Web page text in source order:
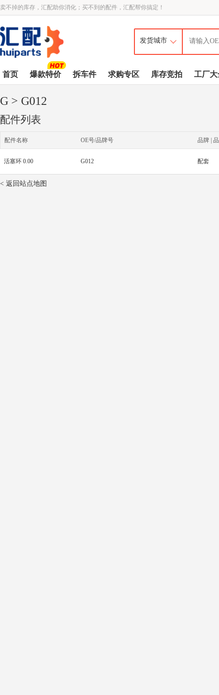
卖不掉的库存，汇配助你消化；买不到的配件，汇配帮你搞定！
首页 爆款特价 拆车件 求购专区 库存竞拍 工厂大
G > G012
配件列表
配件名称 OE号/品牌号 品牌 |
活塞环 0.00 G012 配套
< 返回站点地图